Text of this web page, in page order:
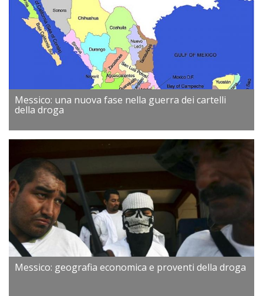
Messico: una nuova fase nella guerra dei cartelli
della droga
Messico: geografia economica e proventi della droga